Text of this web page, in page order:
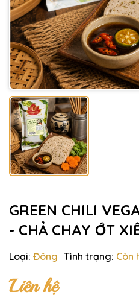
GREEN CHILI
- CHẢ CHAY ỚT
Loại: Đông Tình trạng: Còn
Liên hệ